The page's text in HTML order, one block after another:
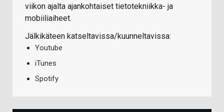
viikon ajalta ajankohtaiset tietotekniikka- ja
mobiiliaiheet.
Jälkikäteen katseltavissa/kuunneltavissa:
Youtube
iTunes
Spotify